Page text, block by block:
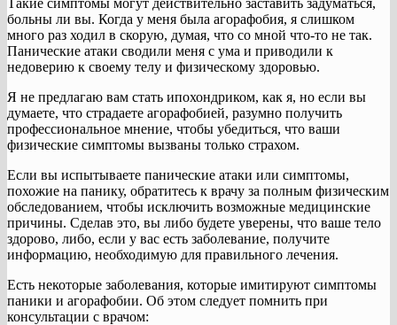
больны ли вы. Когда у меня была агорафобия, я слишком
много раз ходил в скорую, думая, что со мной что-то не так.
Панические атаки сводили меня с ума и приводили к
недоверию к своему телу и физическому здоровью.
Я не предлагаю вам стать ипохондриком, как я, но если вы
думаете, что страдаете агорафобией, разумно получить
профессиональное мнение, чтобы убедиться, что ваши
физические симптомы вызваны только страхом.
Если вы испытываете панические атаки или симптомы,
похожие на панику, обратитесь к врачу за полным физическим
обследованием, чтобы исключить возможные медицинские
причины. Сделав это, вы либо будете уверены, что ваше тело
здорово, либо, если у вас есть заболевание, получите
информацию, необходимую для правильного лечения.
Есть некоторые заболевания, которые имитируют симптомы
паники и агорафобии. Об этом следует помнить при
консультации с врачом: